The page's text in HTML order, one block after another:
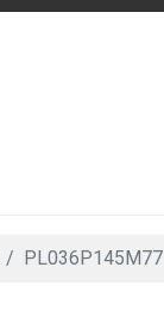
PL036P145M77